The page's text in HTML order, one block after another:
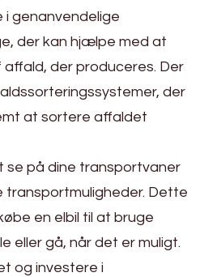
i genanvendelige
der kan hjælpe med at
der produceres. Der
der
at sortere affaldet
se på dine transportvaner
transportmuligheder. Dette
en elbil til at bruge
eller gå, når det er muligt.
og investere i